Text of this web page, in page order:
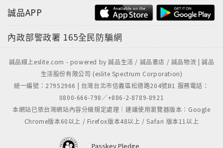
誠品APP
內政部警政署 165全民防騙網
誠品線上eslite.com - powered by 誠品生活 / 誠品書店 / 誠品物流 | 誠品
生活股份有限公司 (eslite Spectrum Corporation)
統一編號：27952966 | 台灣台北市信義區松德路204號B1 服務電話：
0800-666-798／+886-2-8789-8921
本網站已依台灣網站內容分級規定處理｜建議使用瀏覽器版本：Google
Chrome版本60以上 / Firefox版本48以上 / Safari 版本11以上
Passkey Pledge